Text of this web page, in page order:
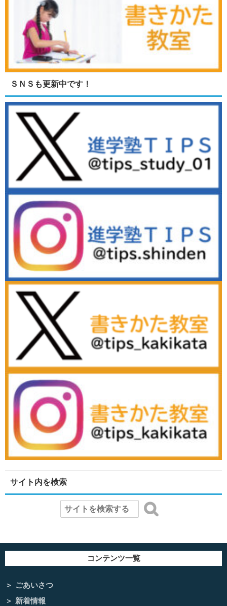
ＳＮＳも更新中です！
サイト内を検索
コンテンツ一覧
ごあいさつ
新着情報